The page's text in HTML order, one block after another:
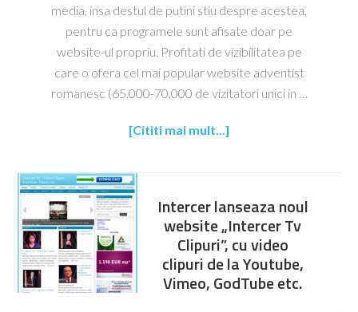
media, insa destul de putini stiu despre acestea,
pentru ca programele sunt afisate doar pe
website-ul propriu. Profitati de vizibilitatea pe
care o ofera cel mai popular website adventist
romanesc (65,000-70,000 de vizitatori unici in …
[Cititi mai mult...]
Intercer lanseaza noul
website „Intercer Tv
Clipuri”, cu video
clipuri de la Youtube,
Vimeo, GodTube etc.